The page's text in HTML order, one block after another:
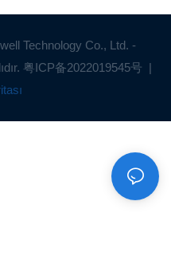
Technology Co., Ltd. -
粤ICP备2022019545号 |